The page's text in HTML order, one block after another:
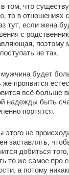
том, что
то в отношениях
тут, если жена
с
поэтому
не так.
будет
же проявится
всё больше
надежды быть
портятся.
этого не
заставлять,
добиться
то же самое про
а потому